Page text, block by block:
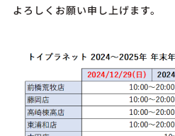
よろしくお願い申し上げます。